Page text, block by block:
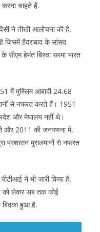
चाहते हैं.
ने तीखी आलोचना की है.
जिसमें हैदराबाद के सांसद
हेमंत बिस्वा सरमा भारत
में मुस्लिम आबादी 24.68
से नफरत करते हैं। 1951
और मेघालय नहीं थे।
और 2011 की जनगणना में,
प्रशासन मुसलमानों से नफरत
ने भी जारी किया है.
को लेकर अब तक कोई
बिदका हुआ है.